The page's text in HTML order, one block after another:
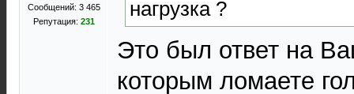
Сообщений: 3 465
Репутация: 231
нагрузка ?
Это был ответ на
которым ломаете